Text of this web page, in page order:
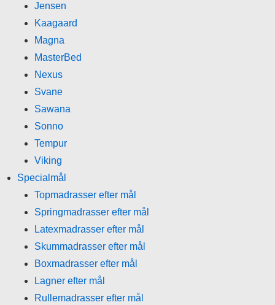
Jensen
Kaagaard
Magna
MasterBed
Nexus
Svane
Sawana
Sonno
Tempur
Viking
Specialmål
Topmadrasser efter mål
Springmadrasser efter mål
Latexmadrasser efter mål
Skummadrasser efter mål
Boxmadrasser efter mål
Lagner efter mål
Rullemadrasser efter mål